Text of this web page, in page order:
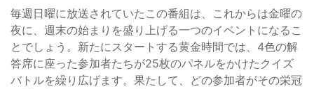
毎週日曜に放送されていたこの番組は、これからは金曜の
夜に、週末の始まりを盛り上げる一つのイベントになるこ
とでしょう。新たにスタートする黄金時間では、4色の解
答席に座った参加者たちが25枚のパネルをかけたクイズ
バトルを繰り広げます。果たして、どの参加者がその栄冠